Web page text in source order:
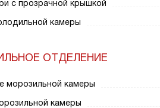
с прозрачной крышкой
камеры
ОТДЕЛЕНИЕ
морозильной камеры
камеры